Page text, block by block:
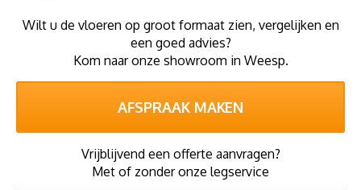
Wilt u de vloeren op groot formaat zien, vergelijken en
een goed advies?
Kom naar onze showroom in Weesp.
AFSPRAAK MAKEN
Vrijblijvend een offerte aanvragen?
Met of zonder onze legservice